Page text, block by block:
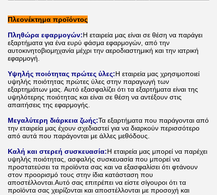
Πλεονέκτημα προϊόντος
Πληθώρα εφαρμογών:Η εταιρεία μας είναι σε θέση να παράγει
εξαρτήματα για ένα ευρύ φάσμα εφαρμογών, από την
αυτοκινητοβιομηχανία μέχρι την αεροδιαστημική και την ιατρική
εφαρμογή.
Υψηλής ποιότητας πρώτες ύλες:Η εταιρεία μας χρησιμοποιεί
υψηλής ποιότητας πρώτες ύλες στην παραγωγή των
εξαρτημάτων μας. Αυτό εξασφαλίζει ότι τα εξαρτήματα είναι της
υψηλότερης ποιότητας και είναι σε θέση να αντέξουν στις
απαιτήσεις της εφαρμογής.
Μεγαλύτερη διάρκεια ζωής:Τα εξαρτήματα που παράγονται από
την εταιρεία μας έχουν σχεδιαστεί για να διαρκούν περισσότερο
από αυτά που παράγονται με άλλες μεθόδους.
Καλή και στερεή συσκευασία:Η εταιρεία μας μπορεί να παρέχει
υψηλής ποιότητας, ασφαλής συσκευασία που μπορεί να
προστατεύσει τα προϊόντα σας και να εξασφαλίσει ότι φτάνουν
στον προορισμό τους στην ίδια κατάσταση που
αποστέλλονται.Αυτό σας επιτρέπει να είστε σίγουροι ότι τα
προϊόντα σας χειρίζονται και αποστέλλονται με προσοχή και